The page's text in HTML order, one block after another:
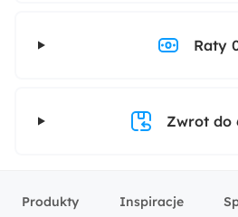
Raty
Zwrot do
Produkty Inspiracje